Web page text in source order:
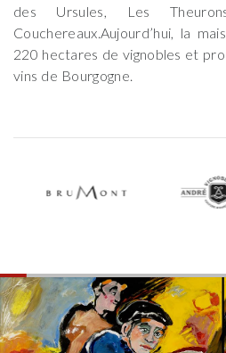
des Ursules, Les
Couchereaux.Aujourd’hui, la
220 hectares de vignobles et
vins de Bourgogne.